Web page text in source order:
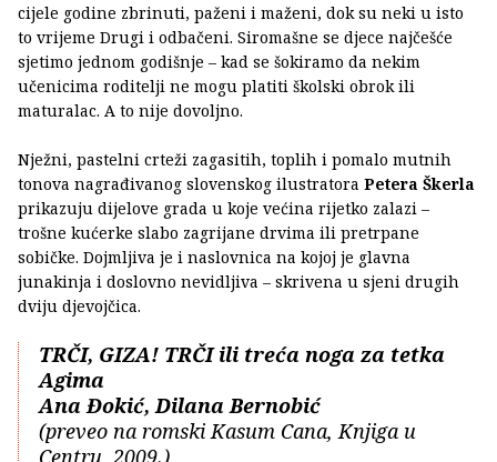
cijele godine zbrinuti, paženi i maženi, dok su neki u isto
to vrijeme Drugi i odbačeni. Siromašne se djece najčešće
sjetimo jednom godišnje – kad se šokiramo da nekim
učenicima roditelji ne mogu platiti školski obrok ili
maturalac. A to nije dovoljno.
Nježni, pastelni crteži zagasitih, toplih i pomalo mutnih
tonova nagrađivanog slovenskog ilustratora Petera Škerla
prikazuju dijelove grada u koje većina rijetko zalazi –
trošne kućerke slabo zagrijane drvima ili pretrpane
sobičke. Dojmljiva je i naslovnica na kojoj je glavna
junakinja i doslovno nevidljiva – skrivena u sjeni drugih
dviju djevojčica.
TRČI, GIZA! TRČI ili treća noga za tetka
Agima
Ana Đokić, Dilana Bernobić
(preveo na romski Kasum Cana, Knjiga u
Centru, 2009.)